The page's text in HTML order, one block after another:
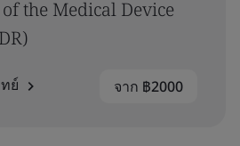
the Medical Device
ย์ จาก ฿2000